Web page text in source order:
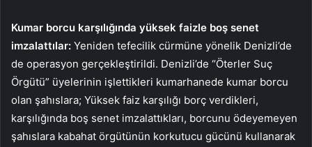
Kumar borcu karşılığında yüksek faizle boş senet
imzalattılar: Yeniden tefecilik cürmüne yönelik Denizli’de
de operasyon gerçekleştirildi. Denizli’de “Öterler Suç
Örgütü” üyelerinin işlettikleri kumarhanede kumar borcu
olan şahıslara; Yüksek faiz karşılığı borç verdikleri,
karşılığında boş senet imzalattıkları, borcunu ödeyemeyen
şahıslara kabahat örgütünün korkutucu gücünü kullanarak